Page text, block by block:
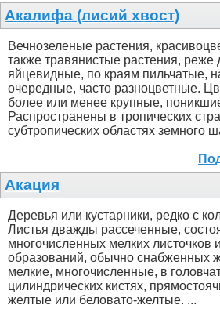
Акалифа (лисий хвост)
Вечнозеленые растения,
также травянистые растения, реже
яйцевидные, по краям пильчатые,
очередные, часто разноцветные.
более или менее крупные,
Распространены в тропических
субтропических областях земного
Акация
Деревья или кустарники, редко с
Листья дважды рассеченные,
многочисленных мелких листочков
образований, обычно снабженных
мелкие, многочисленные, в
цилиндрических кистях,
желтые или беловато-желтые. ...